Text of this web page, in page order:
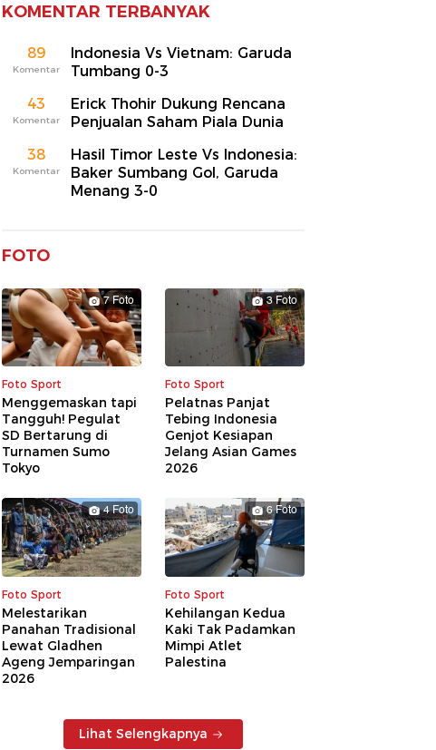
KOMENTAR TERBANYAK
89
Komentar
Indonesia Vs Vietnam: Garuda
Tumbang 0-3
43
Komentar
Erick Thohir Dukung Rencana
Penjualan Saham Piala Dunia
38
Komentar
Hasil Timor Leste Vs Indonesia:
Baker Sumbang Gol, Garuda
Menang 3-0
FOTO
7 Foto
Foto Sport
Menggemaskan tapi
Tangguh! Pegulat
SD Bertarung di
Turnamen Sumo
Tokyo
3 Foto
Foto Sport
Pelatnas Panjat
Tebing Indonesia
Genjot Kesiapan
Jelang Asian Games
2026
4 Foto
Foto Sport
Melestarikan
Panahan Tradisional
Lewat Gladhen
Ageng Jemparingan
2026
6 Foto
Foto Sport
Kehilangan Kedua
Kaki Tak Padamkan
Mimpi Atlet
Palestina
Lihat Selengkapnya